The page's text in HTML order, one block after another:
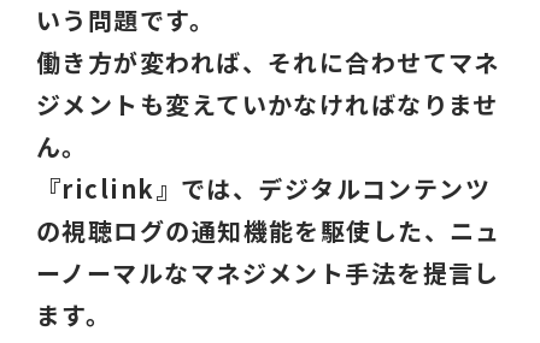
いう問題です。
働き方が変われば、それに合わせてマネ
ジメントも変えていかなければなりませ
ん。
『riclink』では、デジタルコンテンツ
の視聴ログの通知機能を駆使した、ニュ
ーノーマルなマネジメント手法を提言し
ます。